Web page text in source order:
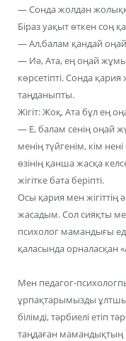
— Сонда жолдан
Біраз уақыт өткен соң
— Ал,балам қандай
— Иә, Ата, ең оңай
көрсетіпті. Сонда
таңданыпты.
Жігіт: Жоқ, Ата бұл ең
— Е, балам сенің оңай
менің түйгенім, кім
өзінің қанша жасқа
жігітке бата беріпті.
Осы қария мен жігіттің
жасадым. Сол сияқты
психолог мамандығы
қаласында орналасқан
Мен педагог-
ұрпақтарымызды
білімді, тәрбиелі етіп
таңдаған мамандықтың